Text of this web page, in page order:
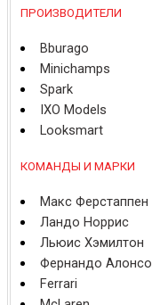
ПРОИЗВОДИТЕЛИ
Bburago
Minichamps
Spark
IXO Models
Looksmart
КОМАНДЫ И МАРКИ
Макс Ферстаппен
Ландо Норрис
Льюис Хэмилтон
Фернандо Алонсо
Ferrari